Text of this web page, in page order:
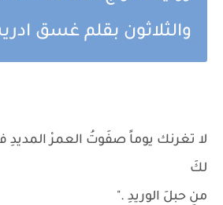
والثلاثون بقلم غسق
لا تغرنك يوماً صفَوتُ العمرْ المديدِ
لكَ
منِ حبلَ الوريدِ ."